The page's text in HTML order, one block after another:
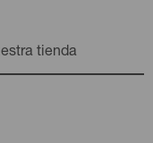
tienda